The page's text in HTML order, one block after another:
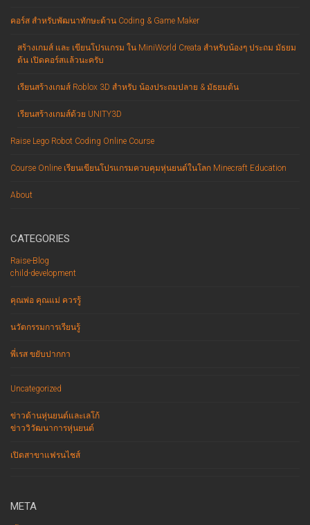
คอร์ส สำหรับพัฒนาทักษะด้าน Coding & Game Maker
สร้างเกมส์ และ เขียนโปรแกรม ใน MiniWorld Creata สำหรับน้องๆ ประถม มัธยม
ต้น เปิดคอร์สแล้วนะครับ
เรียนสร้างเกมส์ Roblox 3D สำหรับ น้องประถมปลาย & มัธยมต้น
เรียนสร้างเกมส์ด้วย UNITY3D
Raise Lego Robot Coding Online Course
Course Online เรียนเขียนโปรแกรมควบคุมหุ่นยนต์ในโลก Minecraft Education
About
CATEGORIES
Raise-Blog
child-development
คุณพ่อ คุณแม่ ควรรู้
นวัตกรรมการเรียนรู้
พี่เรส ขยับปากกา
Uncategorized
ข่าวด้านหุ่นยนต์และเลโก้
ข่าววิวัฒนาการหุ่นยนต์
เปิดสาขาแฟรนไชส์
META